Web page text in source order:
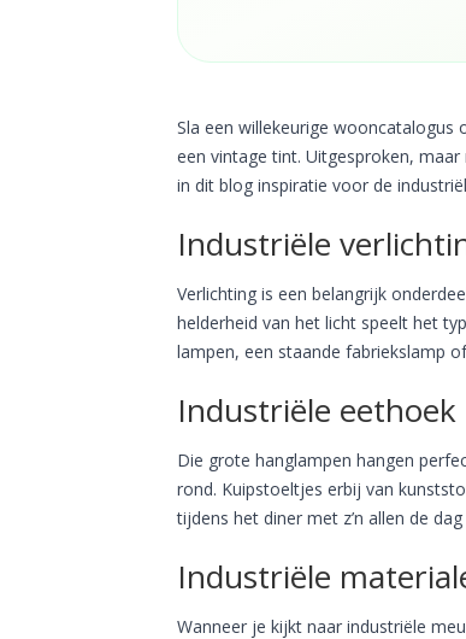
Sla een willekeurige
een vintage tint. Uitgesproken,
in dit blog inspiratie voor de
Industriële
Verlichting is een belangrijk
helderheid van het licht speelt het
lampen, een staande fabriekslamp
Industriële eethoek
Die grote hanglampen hangen
rond. Kuipstoeltjes erbij van
tijdens het diner met z’n allen de
Industriële
Wanneer je kijkt naar industriële